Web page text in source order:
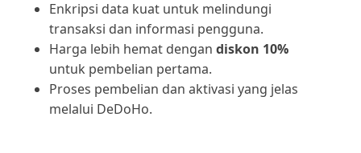
Enkripsi data kuat untuk melindungi
transaksi dan informasi pengguna.
Harga lebih hemat dengan diskon 10%
untuk pembelian pertama.
Proses pembelian dan aktivasi yang jelas
melalui DeDoHo.